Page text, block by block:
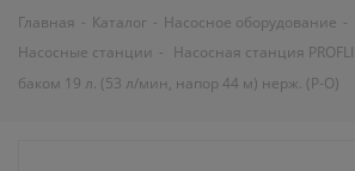
Главная - Каталог - Насосное оборудование -
Насосные станции - Насосная станция
баком 19 л. (53 л/мин, напор 44 м) нерж. (Р-О)